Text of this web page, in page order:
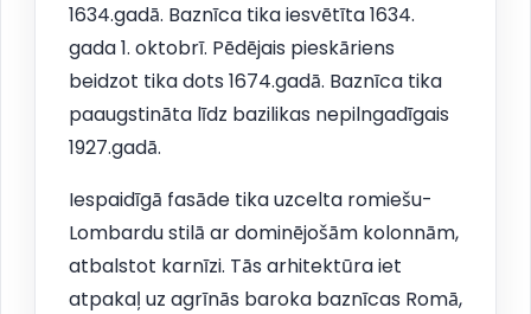
1634.gadā. Baznīca tika iesvētīta 1634.
gada 1. oktobrī. Pēdējais pieskāriens
beidzot tika dots 1674.gadā. Baznīca tika
paaugstināta līdz bazilikas nepilngadīgais
1927.gadā.
Iespaidīgā fasāde tika uzcelta romiešu-
Lombardu stilā ar dominējošām kolonnām,
atbalstot karnīzi. Tās arhitektūra iet
atpakaļ uz agrīnās baroka baznīcas Romā,